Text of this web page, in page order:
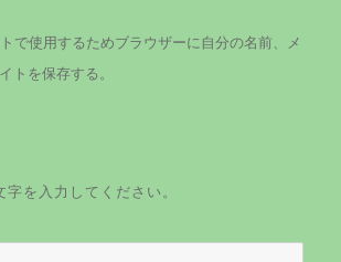
で使用するためブラウザーに自分の名前、メ
トを保存する。
字を入力してください。